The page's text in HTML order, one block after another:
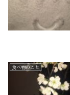
食べ物のこと